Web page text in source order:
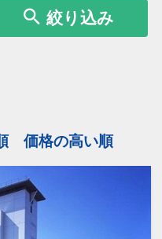
絞り込み
価格の高い順